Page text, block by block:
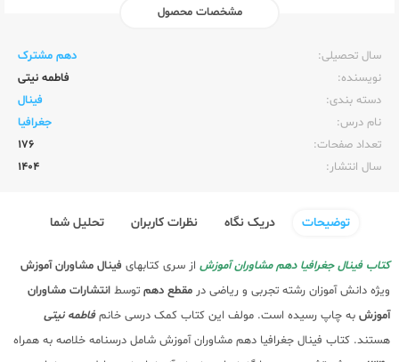
مشخصات محصول
سال تحصیلی:‌
دهم مشترک
نویسنده:‌
فاطمه نیتی
دسته بندی:
فینال
نام درس:
جغرافیا
تعداد صفحات:‌
176
سال انتشار:‌
1404
توضیحات دریک نگاه نظرات کاربران تحلیل شما
کتاب فینال جغرافیا دهم مشاوران آموزش از سری کتابهای فینال مشاوران آموزش
ویژه دانش آموزان رشته تجربی و ریاضی در مقطع دهم توسط انتشارات مشاوران
آموزش به چاپ رسیده است. مولف این کتاب کمک درسی خانمفاطمه نیتی
هستند. کتاب فینال جغرافیا دهم مشاوران آموزش شامل درسنامه خلاصه به همراه